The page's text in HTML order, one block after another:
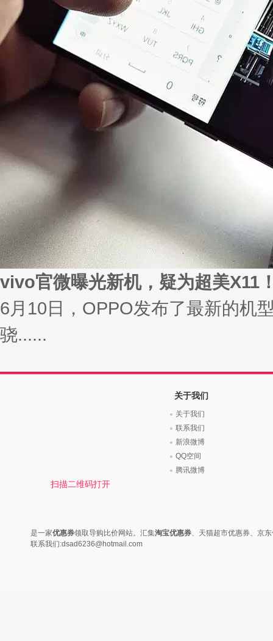
vivo官微曝光新机，疑为超美X11
6月10日，OPPO发布了最新的机
骁......
扫描二维码打开
关于我们
关于我们
联系我们
新浪微博
QQ空间
腾讯微博
是一家优惠券领取导购比价网站。汇集淘宝优惠券、天猫超市优惠券、京
联系我们:dsad6236@hotmail.com